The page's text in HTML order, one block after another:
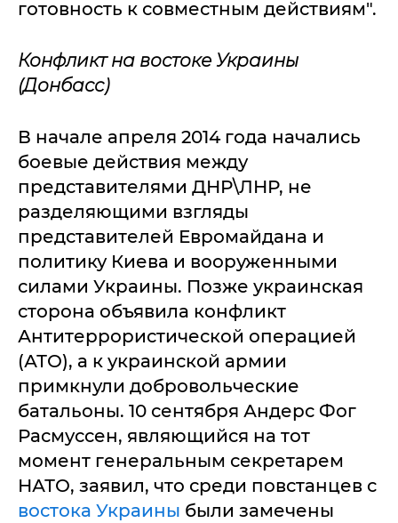
готовность к совместным действиям".
Конфликт на востоке Украины
(Донбасс)
В начале апреля 2014 года начались
боевые действия между
представителями ДНР\ЛНР, не
разделяющими взгляды
представителей Евромайдана и
политику Киева и вооруженными
силами Украины. Позже украинская
сторона объявила конфликт
Антитеррористической операцией
(АТО), а к украинской армии
примкнули добровольческие
батальоны. 10 сентября Андерс Фог
Расмуссен, являющийся на тот
момент генеральным секретарем
НАТО, заявил, что среди повстанцев с
востока Украины были замечены